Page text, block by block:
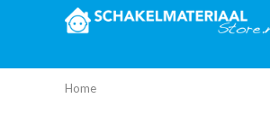
Home